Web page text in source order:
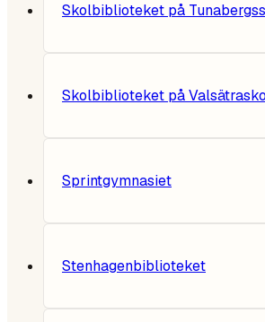
Skolbiblioteket på
Skolbiblioteket på
Sprintgymnasiet
Stenhagenbiblioteket